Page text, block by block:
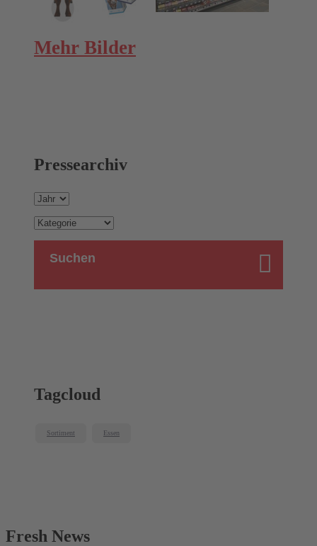
Mehr Bilder
Pressearchiv
Suchen
Tagcloud
Sortiment Essen
Fresh News